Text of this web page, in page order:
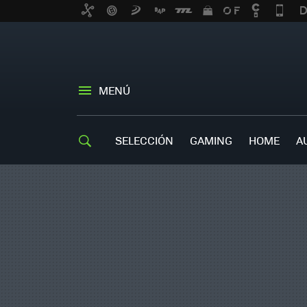
MENÚ
SELECCIÓN GAMING HOME